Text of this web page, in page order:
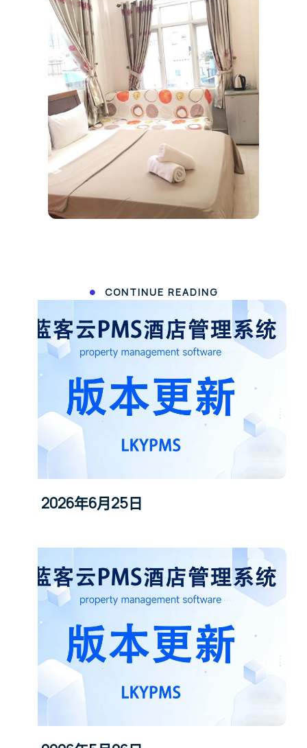
CONTINUE READING
2026年6月25日